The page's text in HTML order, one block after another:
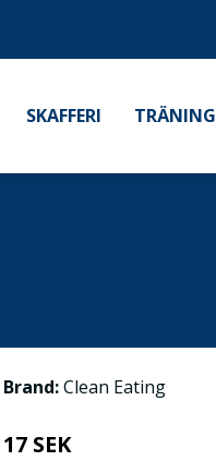
SKAFFERI TRÄNING
Brand:Clean Eating
17 SEK